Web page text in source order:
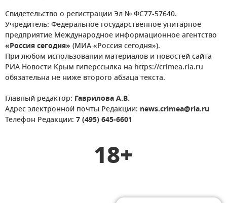
Свидетельство о регистрации Эл № ФС77-57640.
Учредитель: Федеральное государственное унитарное
предприятие Международное информационное агентство
«Россия сегодня» (МИА «Россия сегодня»).
При любом использовании материалов и новостей сайта
РИА Новости Крым гиперссылка на https://crimea.ria.ru
обязательна не ниже второго абзаца текста.
Главный редактор: Гаврилова А.В.
Адрес электронной почты Редакции: news.crimea@ria.ru
Телефон Редакции: 7 (495) 645-6601
18+